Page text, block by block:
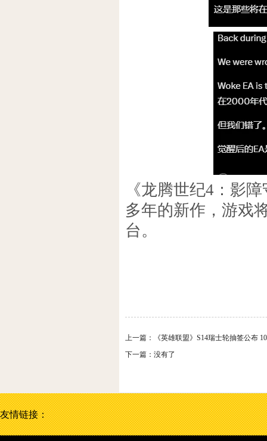
《龙腾世纪4：影
多年的新作，游戏
台。
上一篇：
《英雄联盟》S14瑞士轮抽签公布
下一篇：没有了
友情链接：